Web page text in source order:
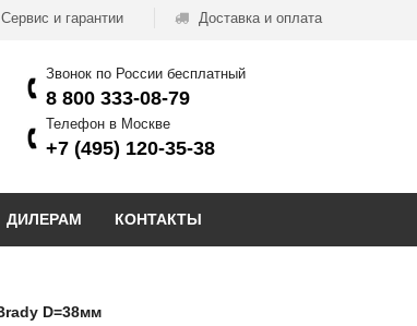
Сервис и гарантии Доставка и оплата
Звонок по России бесплатный
8 800 333-08-79
Телефон в Москве
+7 (495) 120-35-38
ДИЛЕРАМ КОНТАКТЫ
D=38мм